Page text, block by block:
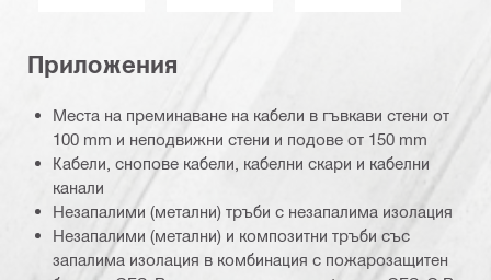
Приложения
Места на преминаване на кабели в гъвкави стени от
100 mm и неподвижни стени и подове от 150 mm
Кабели, снопове кабели, кабелни скари и кабелни
канали
Незапалими (метални) тръби с незапалима изолация
Незапалими (метални) и композитни тръби със
запалима изолация в комбинация с пожарозащитен